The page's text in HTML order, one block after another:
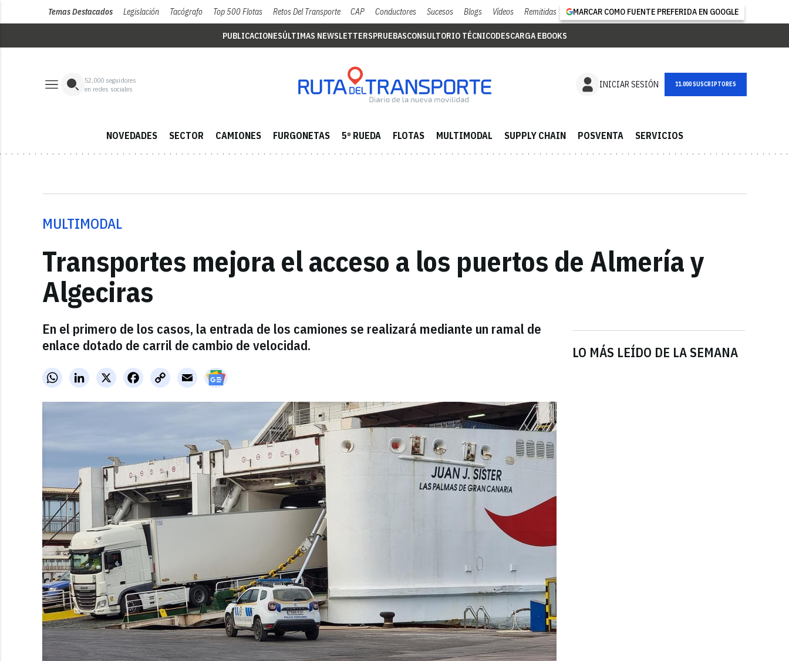
Temas Destacados Legislación Tacógrafo Top 500 Flotas Retos Del Transporte CAP Conductores Sucesos Blogs Vídeos Remitidas MARCAR COMO FUENTE PREFERIDA EN GOOGLE
PUBLICACIONESÚLTIMAS NEWSLETTERSPRUEBASCONSULTORIO TÉCNICODESCARGA EBOOKS
52,000 seguidores
en redes sociales
INICIAR SESIÓN NEWSLETTER
NOVEDADES SECTOR CAMIONES FURGONETAS 5º RUEDA FLOTAS MULTIMODAL SUPPLY CHAIN POSVENTA SERVICIOS
MULTIMODAL
Transportes mejora el acceso a los puertos de Almería y
Algeciras
En el primero de los casos, la entrada de los camiones se realizará mediante un ramal de
enlace dotado de carril de cambio de velocidad.
WhatsAppLinkedInX FacebookCopy
Link
Email
LO MÁS LEÍDO DE LA SEMANA